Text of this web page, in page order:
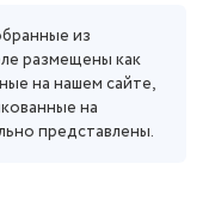
из
размещены как
на нашем сайте,
на
представлены.